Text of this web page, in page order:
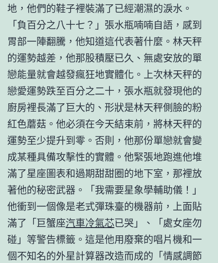
地，他們的鞋子裡裝滿了已經潮濕的淚水。
「負百分之八十七？」張水瓶喃喃自語，感到
胃部一陣翻騰，他知道這代表著什麼。林天秤
的運勢越差，他那股積壓已久、無處安放的單
戀能量就會越發瘋狂地實體化。上次林天秤的
戀愛運勢跌至百分之二十，張水瓶就發現他的
廚房裡長滿了巨大的、形狀是林天秤側臉的粉
紅色蘑菇。他必須在今天結束前，將林天秤的
運勢至少提升到零。否則，他那份單戀就會變
成某種具備攻擊性的實體。他緊張地跑進他堆
滿了星座圖表和過期甜甜圈的地下室，那裡放
著他的秘密武器。「我需要星象學輔助儀！」
他衝到一個像是老式彈珠臺的機器前，上面貼
滿了「巨蟹座汽車冷氣芯已哭」、「處女座勿
碰」等警告標籤。這是他用廢棄的唱片機和一
個不知名的外星計算器改造而成的「情感調節